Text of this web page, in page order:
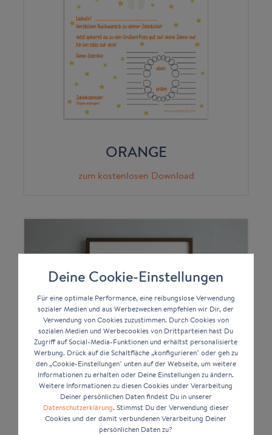
ORANGE
zum kostenlosen Download
Deine Cookie-Einstellungen
Für eine optimale Performance, eine reibungslose Verwendung
sozialer Medien und aus Werbezwecken empfehlen wir Dir, der
Verwendung von Cookies zuzustimmen. Durch Cookies von
sozialen Medien und Werbecookies von Drittparteien hast Du
Zugriff auf Social-Media-Funktionen und erhältst personalisierte
Werbung. Drück auf die Schaltfläche „konfigurieren" oder geh zu
den „Cookie-Einstellungen" unten auf der Webseite, um weitere
Informationen zu erhalten oder Deine Einstellungen zu ändern.
Weitere Informationen zu diesen Cookies under Verarbeitung
Deiner persönlichen Daten findest Du in unserer
Datenschutzerklärung. Stimmst Du der Verwendung dieser
Cookies und der damit verbundenen Verarbeitung Deiner
persönlichen Daten zu?